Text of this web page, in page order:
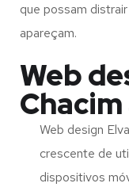
que possam
apareçam.
Web
Web design
crescente de
dispositivos